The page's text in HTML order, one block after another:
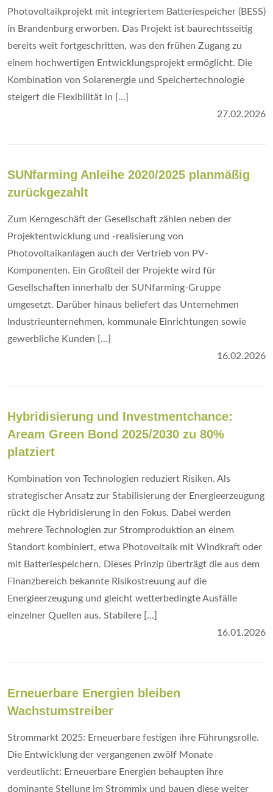
Photovoltaikprojekt mit integriertem Batteriespeicher (BESS)
in Brandenburg erworben. Das Projekt ist baurechtsseitig
bereits weit fortgeschritten, was den frühen Zugang zu
einem hochwertigen Entwicklungsprojekt ermöglicht. Die
Kombination von Solarenergie und Speichertechnologie
steigert die Flexibilität in [...]
27.02.2026
SUNfarming Anleihe 2020/2025 planmäßig
zurückgezahlt
Zum Kerngeschäft der Gesellschaft zählen neben der
Projektentwicklung und -realisierung von
Photovoltaikanlagen auch der Vertrieb von PV-
Komponenten. Ein Großteil der Projekte wird für
Gesellschaften innerhalb der SUNfarming-Gruppe
umgesetzt. Darüber hinaus beliefert das Unternehmen
Industrieunternehmen, kommunale Einrichtungen sowie
gewerbliche Kunden [...]
16.02.2026
Hybridisierung und Investmentchance:
Aream Green Bond 2025/2030 zu 80%
platziert
Kombination von Technologien reduziert Risiken. Als
strategischer Ansatz zur Stabilisierung der Energieerzeugung
rückt die Hybridisierung in den Fokus. Dabei werden
mehrere Technologien zur Stromproduktion an einem
Standort kombiniert, etwa Photovoltaik mit Windkraft oder
mit Batteriespeichern. Dieses Prinzip überträgt die aus dem
Finanzbereich bekannte Risikostreuung auf die
Energieerzeugung und gleicht wetterbedingte Ausfälle
einzelner Quellen aus. Stabilere [...]
16.01.2026
Erneuerbare Energien bleiben
Wachstumstreiber
Strommarkt 2025: Erneuerbare festigen ihre Führungsrolle.
Die Entwicklung der vergangenen zwölf Monate
verdeutlicht: Erneuerbare Energien behaupten ihre
dominante Stellung im Strommix und bauen diese weiter